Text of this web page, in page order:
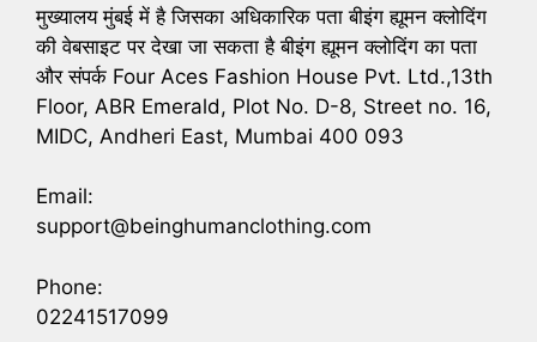
मुख्यालय मुंबई में है जिसका अधिकारिक पता बीइंग ह्यूमन क्लोदिंग
की वेबसाइट पर देखा जा सकता है बीइंग ह्यूमन क्लोदिंग का पता
और संपर्क Four Aces Fashion House Pvt. Ltd.,13th
Floor, ABR Emerald, Plot No. D-8, Street no. 16,
MIDC, Andheri East, Mumbai 400 093
Email:
support@beinghumanclothing.com
Phone:
02241517099